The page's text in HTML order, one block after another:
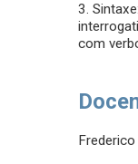
3.
com